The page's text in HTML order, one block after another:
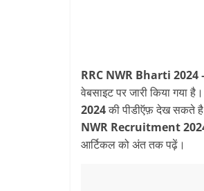
RRC NWR Bharti 2024
वेबसाइट पर जारी किया गया
2024की पीडीऍफ़ देख सकते
NWR Recruitment
आर्टिकल को अंत तक पढ़ें।